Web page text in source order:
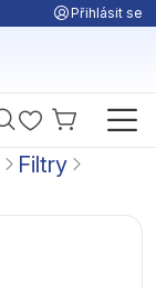
Přihlásit se
Filtry